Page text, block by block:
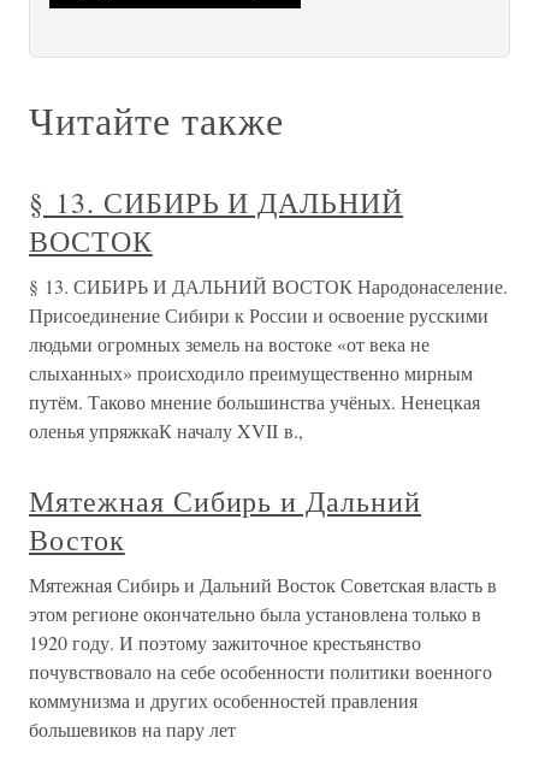
Читайте также
§ 13. СИБИРЬ И ДАЛЬНИЙ
ВОСТОК
§ 13. СИБИРЬ И ДАЛЬНИЙ ВОСТОК Народонаселение.
Присоединение Сибири к России и освоение русскими
людьми огромных земель на востоке «от века не
слыханных» происходило преимущественно мирным
путём. Таково мнение большинства учёных. Ненецкая
оленья упряжкаК началу XVII в.,
Мятежная Сибирь и Дальний
Восток
Мятежная Сибирь и Дальний Восток Советская власть в
этом регионе окончательно была установлена только в
1920 году. И поэтому зажиточное крестьянство
почувствовало на себе особенности политики военного
коммунизма и других особенностей правления
большевиков на пару лет